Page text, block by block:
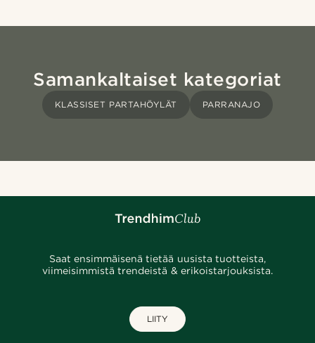
Samankaltaiset kategoriat
KLASSISET PARTAHÖYLÄT PARRANAJO
Saat ensimmäisenä tietää uusista tuotteista,
viimeisimmistä trendeistä & erikoistarjouksista.
LIITY